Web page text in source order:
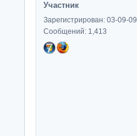
Участник
Зарегистрирован: 03-09-09
Сообщений: 1,413